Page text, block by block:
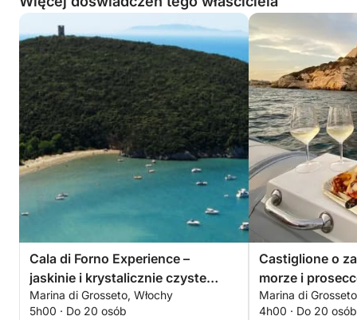
Cala di Forno Experience –
jaskinie i krystalicznie czyste
morze
Marina di Grosseto, Włochy
5h00 · Do 20 osób
Castiglione o
morze i
Marina di
4h00 · Do 20 osób